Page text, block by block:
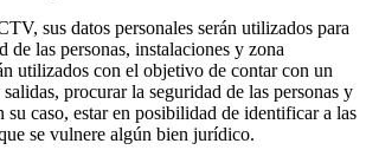
sus datos personales serán utilizados para
de las personas, instalaciones y zona
utilizados con el objetivo de contar con un
procurar la seguridad de las personas y
su caso, estar en posibilidad de identificar a las
se vulnere algún bien jurídico.